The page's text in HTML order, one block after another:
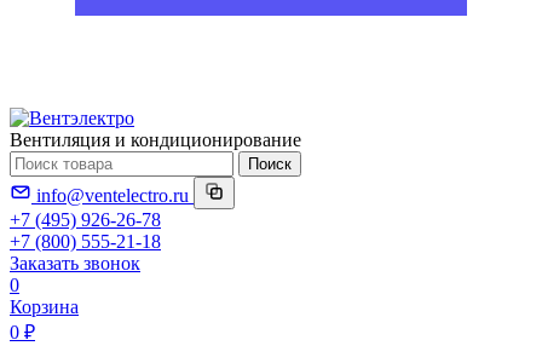
Вентиляция и кондиционирование
Поиск
info@ventelectro.ru
+7 (495) 926-26-78
+7 (800) 555-21-18
Заказать звонок
0
Корзина
0 ₽